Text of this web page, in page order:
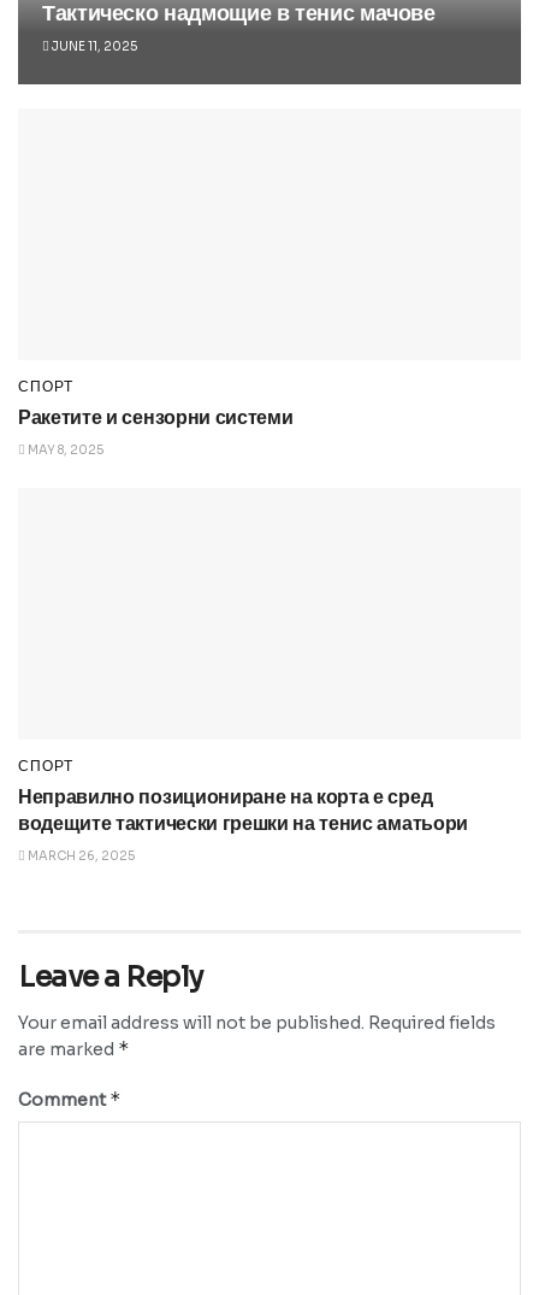
Тактическо надмощие в тенис мачове
JUNE 11, 2025
СПОРТ
Ракетите и сензорни системи
MAY 8, 2025
СПОРТ
Неправилно позициониране на корта е сред
водещите тактически грешки на тенис аматьори
MARCH 26, 2025
Leave a Reply
Your email address will not be published. Required fields
are marked *
Comment*